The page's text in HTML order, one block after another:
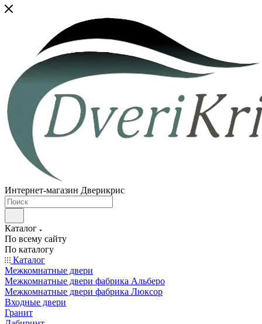
Интернет-магазин Дверикрис
Каталог
По всему сайту
По каталогу
Каталог
Межкомнатные двери
Межкомнатные двери фабрика Альберо
Межкомнатные двери фабрика Люксор
Входные двери
Гранит